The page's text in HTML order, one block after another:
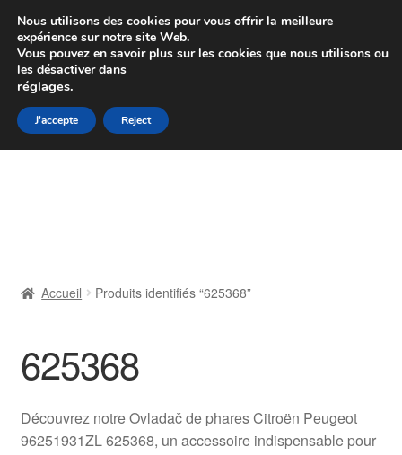
Colissimo livraison à partir de 7 EUR
Du lundi au vendredi de 9 h à 16 h
Aller
à
Aller
au
Livraison
Livraison internationale
Accueil Produits identifiés “625368”
625368
Découvrez notre Ovladač de phares Citroën Peugeot
96251931ZL 625368, un accessoire indispensable pour
Nous utilisons des cookies pour vous offrir la meilleure
expérience sur notre site Web.
Vous pouvez en savoir plus sur les cookies que nous utilisons ou
les désactiver dans
réglages.
J'accepte Reject